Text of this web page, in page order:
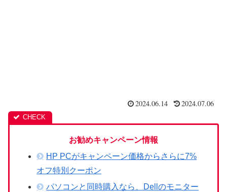
2024.06.14 2024.07.06
お勧めキャンペーン情報
HP PCがキャンペーン価格からさらに7%
オフ特別クーポン
パソコンと同時購入なら、Dellのモニター